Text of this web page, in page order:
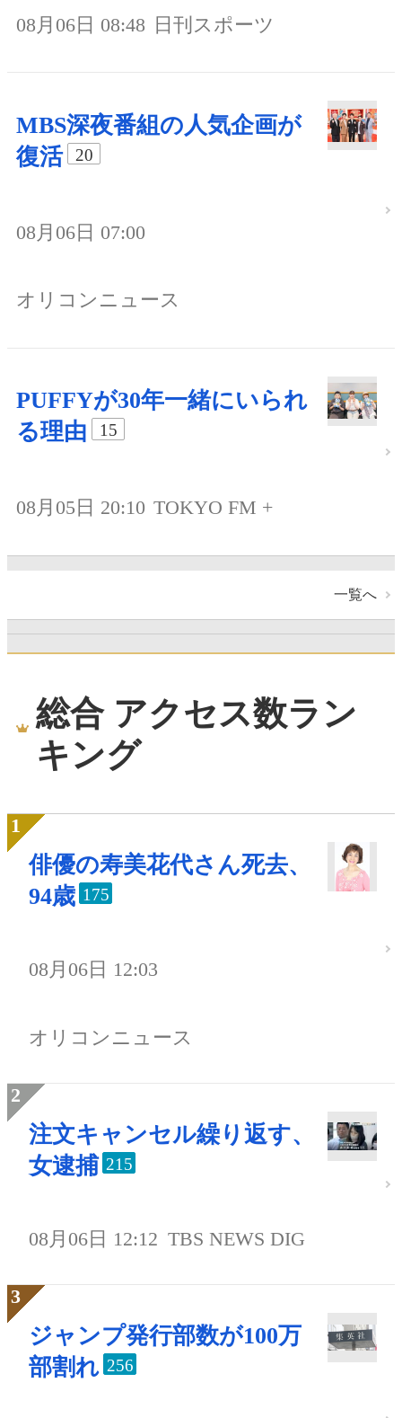
08月06日 08:48 日刊スポーツ
MBS深夜番組の人気企画が
復活
20
08月06日 07:00
オリコンニュース
PUFFYが30年一緒にいられ
る理由
15
08月05日 20:10 TOKYO FM +
一覧へ
総合 アクセス数ラン
キング
俳優の寿美花代さん死去、
94歳 175
08月06日 12:03
オリコンニュース
注文キャンセル繰り返す、
女逮捕 215
08月06日 12:12 TBS NEWS DIG
ジャンプ発行部数が100万
部割れ 256